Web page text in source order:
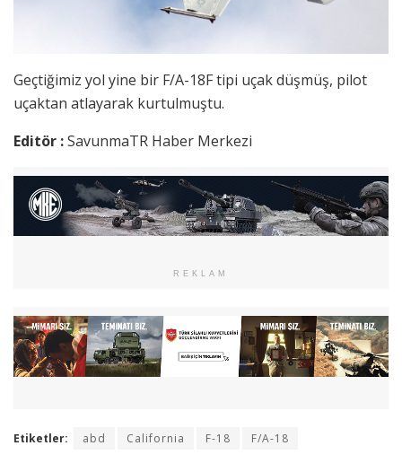
Geçtiğimiz yol yine bir F/A-18F tipi uçak düşmüş, pilot
uçaktan atlayarak kurtulmuştu.
Editör :SavunmaTR Haber Merkezi
REKLAM
Etiketler: abd California F-18 F/A-18